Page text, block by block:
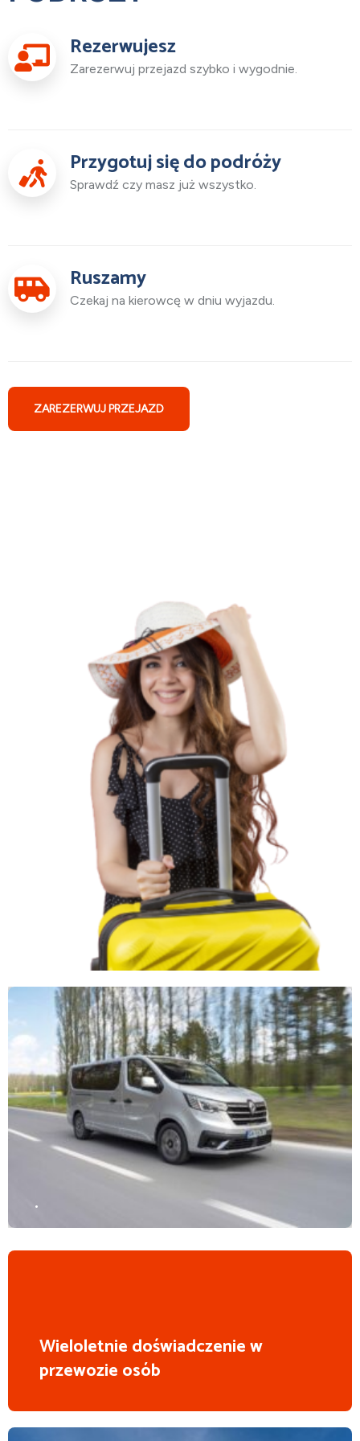
Rezerwujesz
Zarezerwuj przejazd szybko i wygodnie.
Przygotuj się do podróży
Sprawdź czy masz już wszystko.
Ruszamy
Czekaj na kierowcę w dniu wyjazdu.
ZAREZERWUJ PRZEJAZD
.
Wieloletnie doświadczenie w
przewozie osób